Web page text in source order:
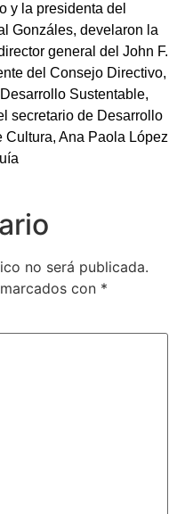
y la presidenta del
Gonzáles, develaron la
general del John F.
del Consejo Directivo,
Sustentable,
secretario de Desarrollo
Cultura, Ana Paola López
no será publicada.
con *